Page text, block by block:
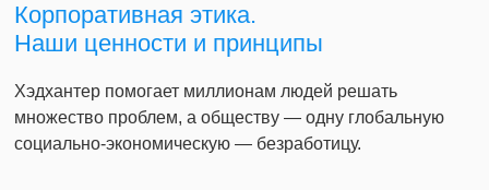
Корпоративная этика.
Наши ценности и принципы
Хэдхантер помогает миллионам людей решать
множество проблем, а обществу — одну глобальную
социально-экономическую — безработицу.